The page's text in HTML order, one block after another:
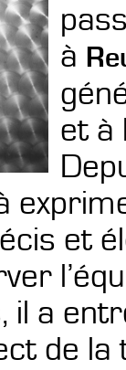
à
et à
et
il a
de